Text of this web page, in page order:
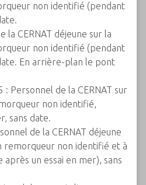
non identifié (pendant
la CERNAT déjeune sur la
non identifié (pendant
En arrière-plan le pont
: Personnel de la CERNAT sur
non identifié,
sans date.
de la CERNAT déjeune
remorqueur non identifié et à
après un essai en mer), sans